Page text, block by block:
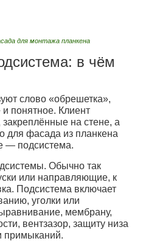
для монтажа планкена
в чём
слово «обрешетка»,
понятное. Клиент
закреплённые на стене, а
для фасада из планкена
— подсистема.
Обычно так
или направляющие, к
Подсистема включает
уголки или
мембрану,
вентзазор, защиту низа
примыканий.